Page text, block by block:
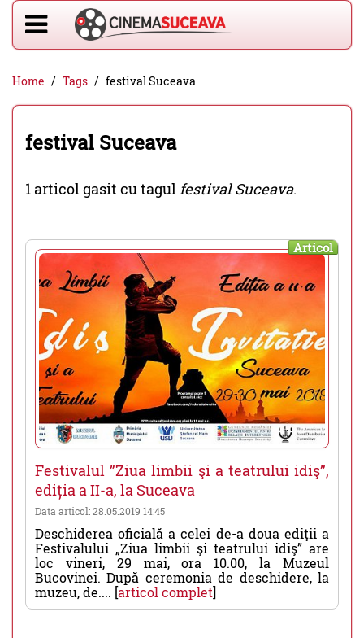
Home Tags festival Suceava
festival Suceava
1 articol gasit cu tagulfestival Suceava.
Articol
Festivalul ”Ziua limbii şi a teatrului idiş”,
ediția a II-a, la Suceava
Data articol: 28.05.2019 14:45
Deschiderea oficială a celei de-a doua ediţii a
Festivalului „Ziua limbii şi teatrului idiş” are
loc vineri, 29 mai, ora 10.00, la Muzeul
Bucovinei. După ceremonia de deschidere, la
muzeu, de.... [articol complet]